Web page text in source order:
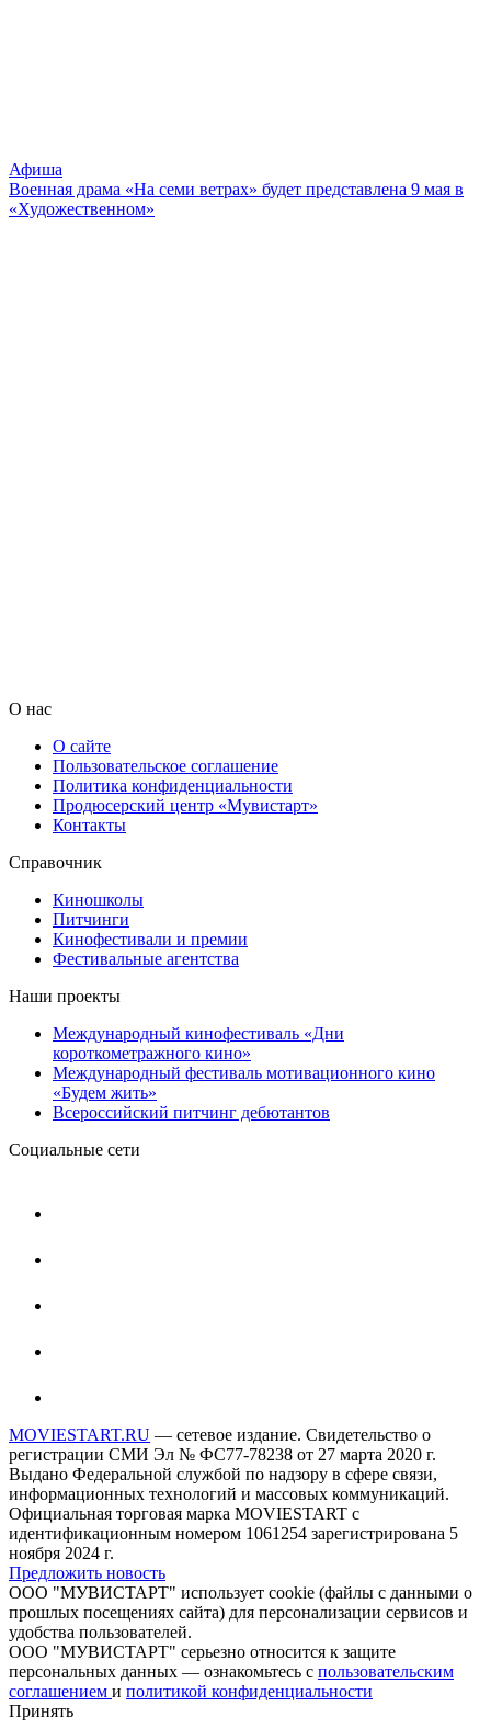
Афиша
Военная драма «На семи ветрах» будет представлена 9 мая в
«Художественном»
О нас
О сайте
Пользовательское соглашение
Политика конфиденциальности
Продюсерский центр «Мувистарт»
Контакты
Справочник
Киношколы
Питчинги
Кинофестивали и премии
Фестивальные агентства
Наши проекты
Международный кинофестиваль «Дни
короткометражного кино»
Международный фестиваль мотивационного кино
«Будем жить»
Всероссийский питчинг дебютантов
Социальные сети
MOVIESTART.RU — сетевое издание. Свидетельство о
регистрации СМИ Эл № ФС77-78238 от 27 марта 2020 г.
Выдано Федеральной службой по надзору в сфере связи,
информационных технологий и массовых коммуникаций.
Официальная торговая марка MOVIESTART с
идентификационным номером 1061254 зарегистрирована 5
ноября 2024 г.
Предложить новость
ООО "МУВИСТАРТ" использует cookie (файлы с данными о
прошлых посещениях сайта) для персонализации сервисов и
удобства пользователей.
ООО "МУВИСТАРТ" серьезно относится к защите
персональных данных — ознакомьтесь с пользовательским
соглашением и политикой конфиденциальности
Принять